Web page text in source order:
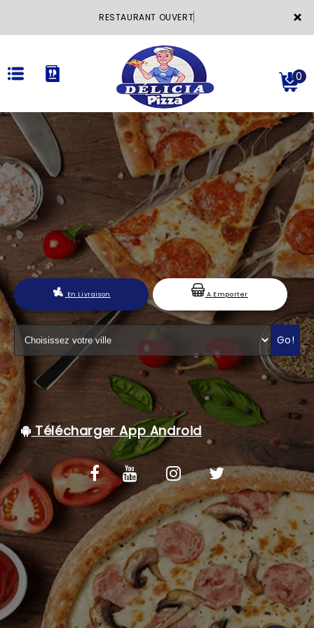
×
RESTAURANT OUVERT
ACCUEIL
LA CARTE
VOTRE COMPTE
NOTRE RESTAURANT
VOS AVIS
MENTIONS LÉGALES
C.G.V
0
En Livraison A Emporter
Go!
Télécharger App Android